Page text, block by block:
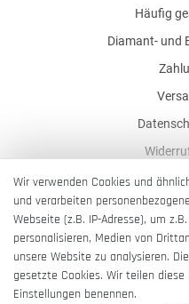
Häufig
Diamant- und
Wir verwenden Cookies und
und verarbeiten
Webseite (z.B. IP-Adresse), um
personalisieren, Medien von
unsere Website zu analysieren.
gesetzte Cookies. Wir teilen
Einstellungen benennen.